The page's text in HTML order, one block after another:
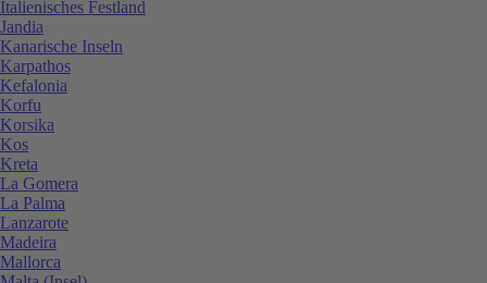
Italienisches Festland
Jandia
Kanarische Inseln
Karpathos
Kefalonia
Korfu
Korsika
Kos
Kreta
La Gomera
La Palma
Lanzarote
Madeira
Mallorca